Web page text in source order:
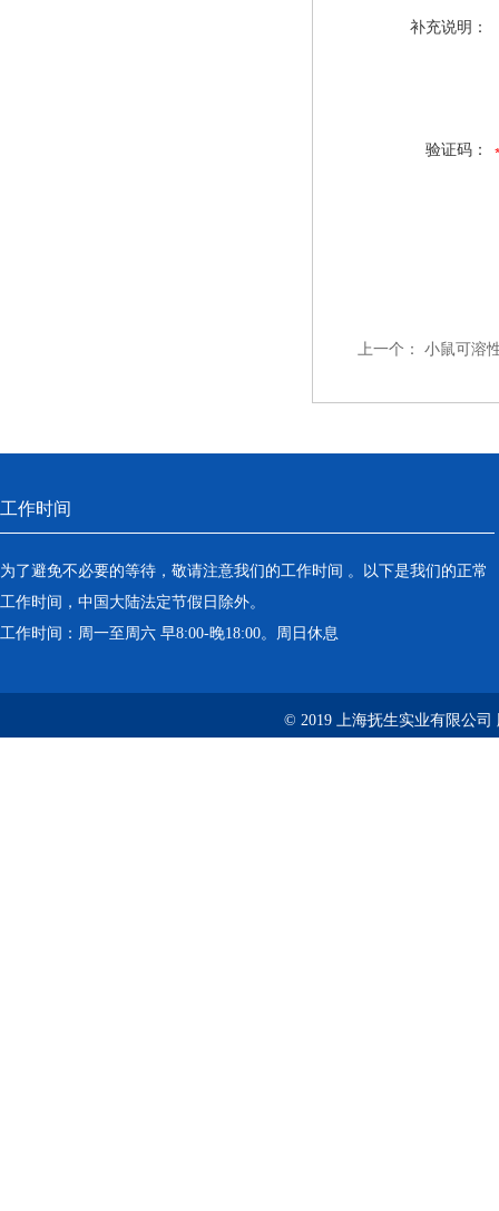
补充说明：
验证码：
上一个： 小鼠可溶
工作时间
为了避免不必要的等待，敬请注意我们的工作时间 。以下是我们的正常
工作时间，中国大陆法定节假日除外。
工作时间：周一至周六 早8:00-晚18:00。周日休息
© 2019 上海抚生实业有限公司